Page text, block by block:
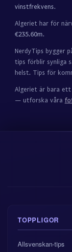
vinstfrekvens.
Algeriet har för
€235.60m.
NerdyTips bygger
tips förblir synliga
helst. Tips för
Algeriet är bara ett
— utforska våra
TOPPLIGOR
Allsvenskan-tips